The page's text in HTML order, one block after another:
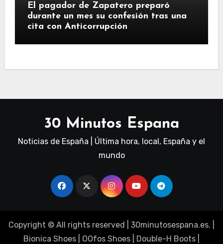
El pagador de Zapatero preparó
durante un mes su confesión tras una
cita con Anticorrupción
30 Minutos Espana
Noticias de España | Última hora, local, España y el
mundo
Copyright © All rights reserved 30minutosespana.es. |
Bionica Shoes
OOfos Shoes Double-H Boots